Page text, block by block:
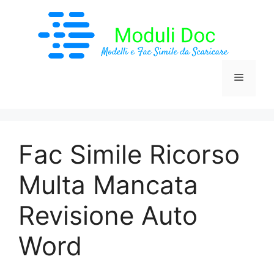
contenuto
Menu
Fac Simile Ricorso
Multa Mancata
Revisione Auto
Word